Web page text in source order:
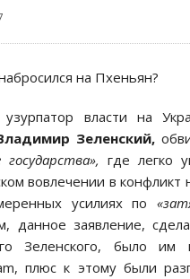
на Пхеньян?
узурпатор власти на
Зеленский,
где легко
вовлечении в конфликт
усилиях по
данное заявление,
Зеленского, было им
плюс к этому были